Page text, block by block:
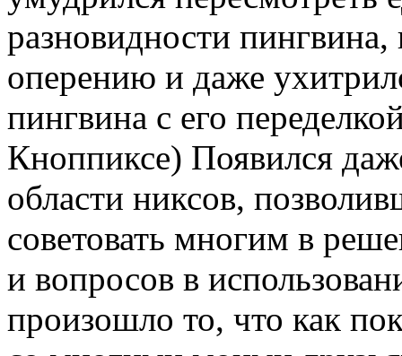
разновидности
оперению и даже
пингвина с его
Кноппиксе) Появился
области никсов,
советовать многим в
и вопросов в
произошло то, что как